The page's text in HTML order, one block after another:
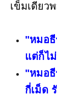
เข็มเดียว
"หมอธี
แต่ก็ไ
"หมอ
กี่เม็ด